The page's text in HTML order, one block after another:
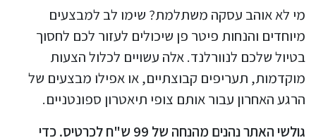
מי לא אוהב עסקה משתלמת? שימו לב למבצעים
מיוחדים והנחות פיטר פן שיכולים לעזור לכם לחסוך
בטיול שלכם לנוורלנד. אלה עשויים לכלול הצעות
מוקדמות, תעריפים קבוצתיים, או אפילו מבצעים של
הרגע האחרון עבור אותם צופי תיאטרון ספונטניים.
גולשי האתר נהנים מהנחה של 99 ש"ח לכרטיס. כדי